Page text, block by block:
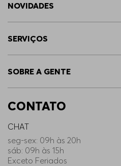
NOVIDADES
SERVIÇOS
SOBRE A GENTE
CONTATO
CHAT
seg-sex: 09h às 20h
sáb: 09h às 15h
Exceto Feriados